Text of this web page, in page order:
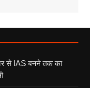
से IAS बनने तक का